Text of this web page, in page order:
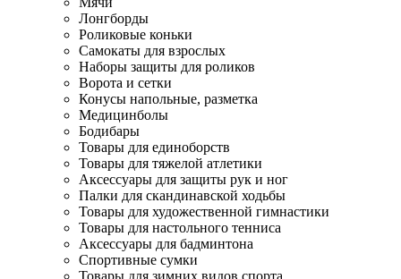
Лонгборды
Роликовые коньки
Самокаты для взрослых
Наборы защиты для роликов
Ворота и сетки
Конусы напольные, разметка
Медицинболы
Бодибары
Товары для единоборств
Товары для тяжелой атлетики
Аксессуары для защиты рук и ног
Палки для скандинавской ходьбы
Товары для художественной гимнастики
Товары для настольного тенниса
Аксессуары для бадминтона
Спортивные сумки
Товары для зимних видов спорта